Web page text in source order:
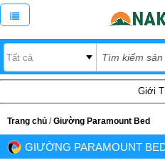
Giới
Trang chủ /Giường Paramount Bed
GIƯỜNG PARAMOUNT